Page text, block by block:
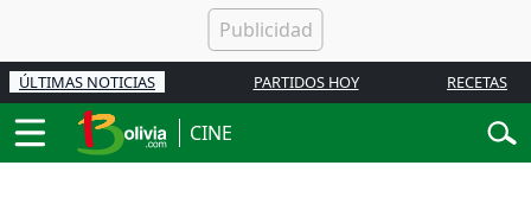
ÚLTIMAS NOTICIAS PARTIDOS HOY RECETAS
CINE